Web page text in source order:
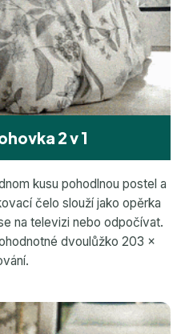
2 v 1
kusu pohodlnou postel a
čelo slouží jako opěrka
na televizi nebo odpočívat.
dvoulůžko 203 ×